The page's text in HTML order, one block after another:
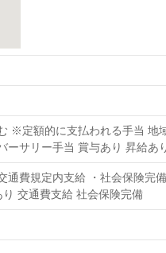
※定額的に支払われる手当
サリー手当 賞与あり 昇給あ
通費規定内支給 ・社会保険完
交通費支給 社会保険完備